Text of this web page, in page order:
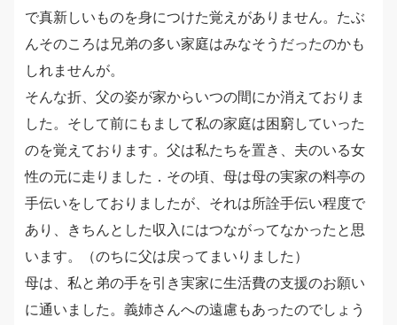
で真新しいものを身につけた覚えがありません。たぶ
んそのころは兄弟の多い家庭はみなそうだったのかも
しれませんが。
そんな折、父の姿が家からいつの間にか消えておりま
した。そして前にもまして私の家庭は困窮していった
のを覚えております。父は私たちを置き、夫のいる女
性の元に走りました．その頃、母は母の実家の料亭の
手伝いをしておりましたが、それは所詮手伝い程度で
あり、きちんとした収入にはつながってなかったと思
います。（のちに父は戻ってまいりました）
母は、私と弟の手を引き実家に生活費の支援のお願い
に通いました。義姉さんへの遠慮もあったのでしょう